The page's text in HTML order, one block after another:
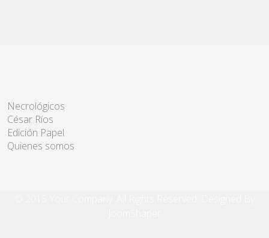
Necrológicos
César Ríos
Edición Papel
Quienes somos